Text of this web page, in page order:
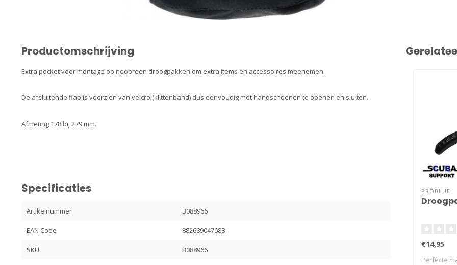
Productomschrijving
Extra pocket voor montage op neopreen droogpakken om extra items en accessoires meenemen.
De afsluitende flap is voorzien van velcro (klittenband) dus eenvoudig met handschoenen te openen en sluiten.
Afmeting 178 bij 279 mm.
Specificaties
Artikelnummer B088966
EAN Code 882689047688
SKU B088966
PROBLUE
€14,95
Perfecte